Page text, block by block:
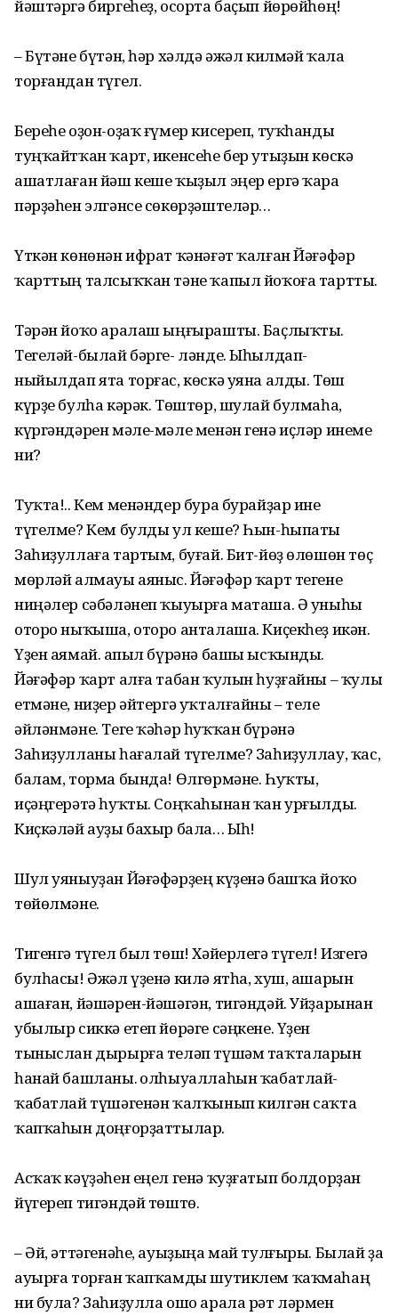
йәштәргә биргеһеҙ, осорта баҫып йөрөйһөң!
– Бүтәне бүтән, һәр хәлдә әжәл килмәй ҡала
торғандан түгел.
Береһе оҙон-оҙаҡ ғүмер кисереп, туҡһанды
туңҡайтҡан ҡарт, икенсеһе бер утыҙын көскә
ашатлаған йәш кеше ҡыҙыл эңер ергә ҡара
пәрҙәһен элгәнсе сөкөрҙәштеләр…
Үткән көнөнән ифрат ҡәнәғәт ҡалған Йәғәфәр
ҡарттың талсыҡҡан тәне ҡапыл йоҡоға тартты.
Тәрән йоҡо аралаш ыңғырашты. Баҫлыҡты.
Тегеләй-былай бәрге- ләнде. Ыһылдап-
ныйылдап ята торғас, көскә уяна алды. Төш
күрҙе булһа кәрәк. Төштөр, шулай булмаһа,
күргәндәрен мәле-мәле менән генә иҫләр инеме
ни?
Туҡта!.. Кем менәндер бура бурайҙар ине
түгелме? Кем булды ул кеше? Һын-һыпаты
Заһиҙуллаға тартым, буғай. Бит-йөҙ өлөшөн төҫ
мөрләй алмауы аяныс. Йәғәфәр ҡарт тегене
ниңәлер сәбәләнеп ҡыуырға маташа. Ә уныһы
оторо ныҡыша, оторо анталаша. Киҫекһеҙ икән.
Үҙен аямай. Ҡапыл бүрәнә башы ысҡынды.
Йәғәфәр ҡарт алға табан ҡулын һуҙғайны – ҡулы
етмәне, ниҙер әйтергә уҡталғайны – теле
әйләнмәне. Теге ҡәһәр һуҡҡан бүрәнә
Заһиҙулланы һағалай түгелме? Заһиҙуллау, ҡас,
балам, торма бында! Өлгөрмәне. Һуҡты,
иҫәңгерәтә һуҡты. Соңҡаһынан ҡан урғылды.
Киҫкәләй ауҙы бахыр бала… Ыһ!
Шул уяныуҙан Йәғәфәрҙең күҙенә башҡа йоҡо
төйөлмәне.
Тигенгә түгел был төш! Хәйерлегә түгел! Изгегә
булһасы! Әжәл үҙенә килә ятһа, хуш, ашарын
ашаған, йәшәрен-йәшәгән, тигәндәй. Уйҙарынан
убылыр сиккә етеп йөрәге сәңкене. Үҙен
тыныслан дырырға теләп түшәм таҡталарын
һанай башланы. Ҡолһыуаллаһын ҡабатлай-
ҡабатлай түшәгенән ҡалҡынып килгән саҡта
ҡапҡаһын доңғорҙаттылар.
Асҡаҡ кәүҙәһен еңел генә ҡуҙғатып болдорҙан
йүгереп тигәндәй төштө.
– Әй, әттәгенәһе, ауыҙыңа май тулғыры. Былай ҙа
ауырға торған ҡапҡамды шутиклем ҡаҡмаһаң
ни була? Заһиҙулла ошо арала рәт ләрмен